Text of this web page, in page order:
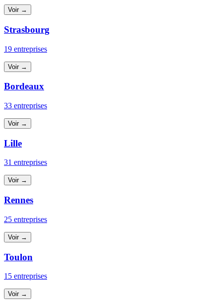
Voir →
Strasbourg
19 entreprises
Voir →
Bordeaux
33 entreprises
Voir →
Lille
31 entreprises
Voir →
Rennes
25 entreprises
Voir →
Toulon
15 entreprises
Voir →